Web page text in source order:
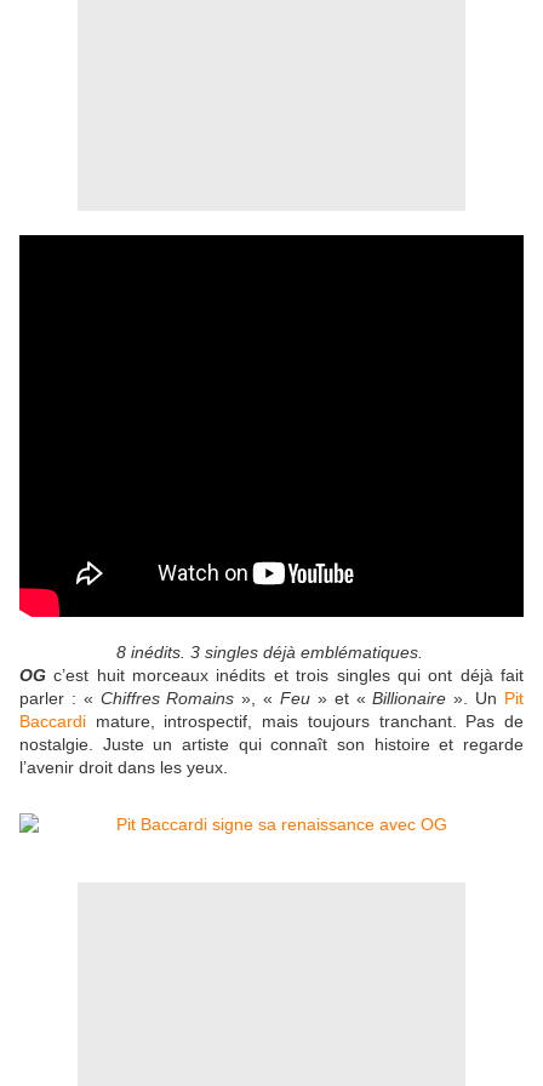
8 inédits. 3 singles déjà emblématiques.
OG c’est huit morceaux inédits et trois singles qui ont déjà fait
parler : « Chiffres Romains », «Feu » et «Billionaire ». Un Pit
Baccardi mature, introspectif, mais toujours tranchant. Pas de
nostalgie. Juste un artiste qui connaît son histoire et regarde
l’avenir droit dans les yeux.